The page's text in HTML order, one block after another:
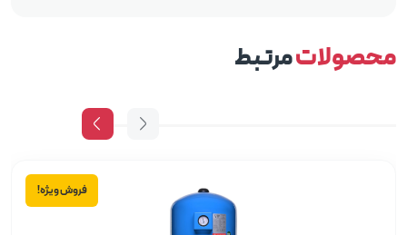
محصولاتمرتبط
فروش ویژه!